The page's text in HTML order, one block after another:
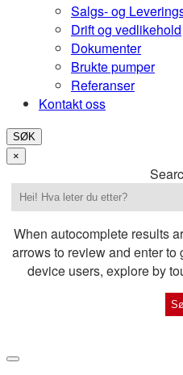
Salgs- og
Drift og vedlikehold
Dokumenter
Brukte pumper
Referanser
Kontakt oss
SØK
×
When autocomplete results
arrows to review and enter to
device users, explore by